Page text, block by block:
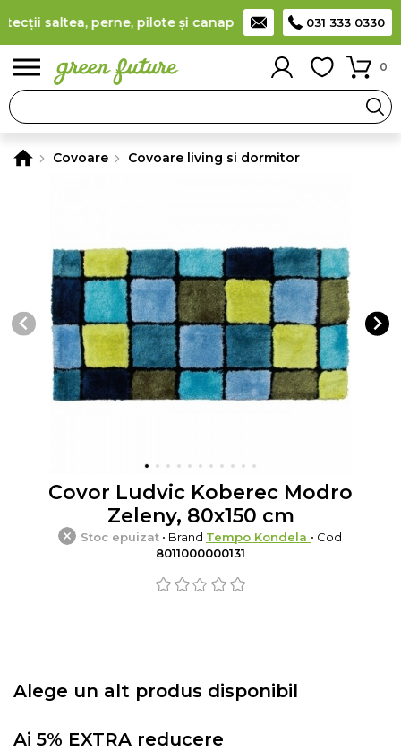
saltea, perne, pilote și canapele detalii ) Producător
031 333 0330
0
Covoare Covoare living si dormitor
Covor Ludvic Koberec Modro
Zeleny, 80x150 cm
Stoc epuizat • Brand Tempo Kondela • Cod
8011000000131
Alege un alt produs disponibil
Ai 5% EXTRA reducere